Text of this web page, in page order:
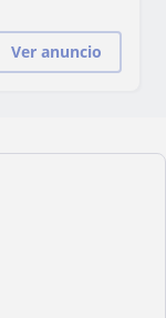
Ver anuncio